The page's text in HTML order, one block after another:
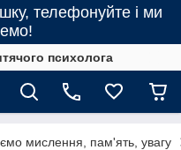
телефонуйте і ми
психолога
мислення, пам'ять, увагу